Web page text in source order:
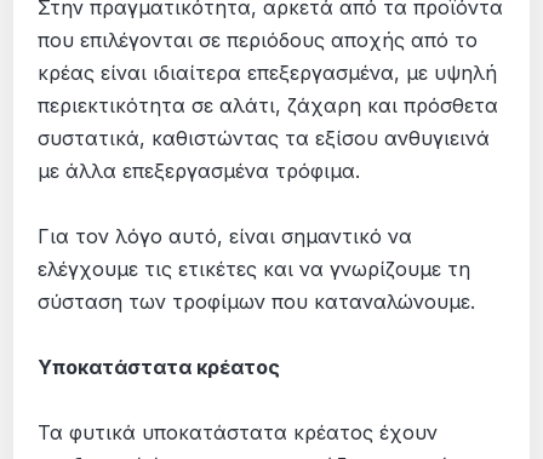
Στην πραγματικότητα, αρκετά από τα προϊόντα
που επιλέγονται σε περιόδους αποχής από το
κρέας είναι ιδιαίτερα επεξεργασμένα, με υψηλή
περιεκτικότητα σε αλάτι, ζάχαρη και πρόσθετα
συστατικά, καθιστώντας τα εξίσου ανθυγιεινά
με άλλα επεξεργασμένα τρόφιμα.
Για τον λόγο αυτό, είναι σημαντικό να
ελέγχουμε τις ετικέτες και να γνωρίζουμε τη
σύσταση των τροφίμων που καταναλώνουμε.
Υποκατάστατα κρέατος
Τα φυτικά υποκατάστατα κρέατος έχουν